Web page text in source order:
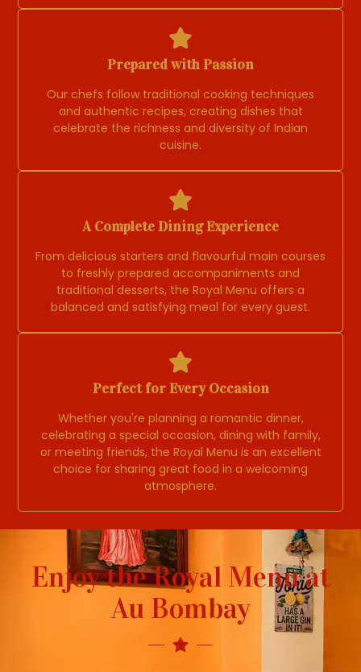
Prepared with Passion
Our chefs follow traditional cooking techniques
and authentic recipes, creating dishes that
celebrate the richness and diversity of Indian
cuisine.
A Complete Dining Experience
From delicious starters and flavourful main courses
to freshly prepared accompaniments and
traditional desserts, the Royal Menu offers a
balanced and satisfying meal for every guest.
Perfect for Every Occasion
Whether you're planning a romantic dinner,
celebrating a special occasion, dining with family,
or meeting friends, the Royal Menu is an excellent
choice for sharing great food in a welcoming
atmosphere.
Enjoy the Royal Menu at
Au Bombay